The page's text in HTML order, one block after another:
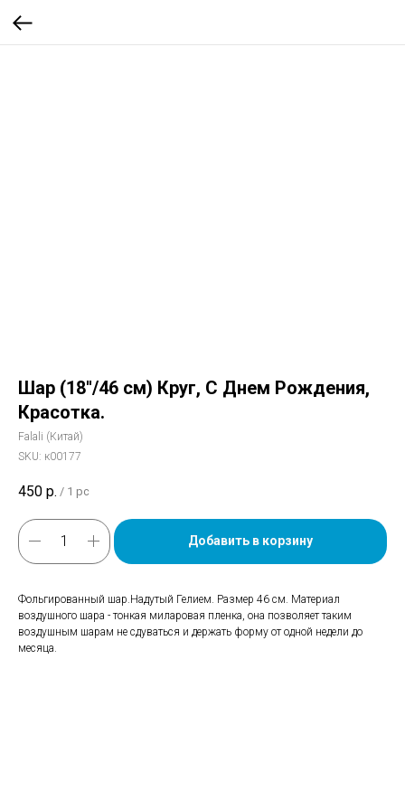
Шар (18''/46 см) Круг, С Днем Рождения,
Красотка.
Falali (Китай)
SKU: к00177
450 р. / 1 pc
Добавить в корзину
Фольгированный шар.Надутый Гелием. Размер 46 см. Материал
воздушного шара - тонкая миларовая пленка, она позволяет таким
воздушным шарам не сдуваться и держать форму от одной недели до
месяца.